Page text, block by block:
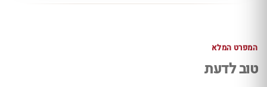
המפרט המלא
טוב לדעת